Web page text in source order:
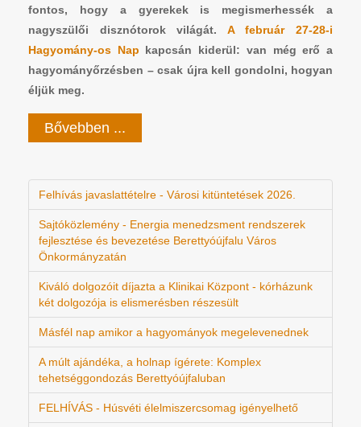
fontos, hogy a gyerekek is megismerhessék a
nagyszülői disznótorok világát. A február 27-28-i
Hagyomány-os Nap kapcsán kiderül: van még erő a
hagyományőrzésben – csak újra kell gondolni, hogyan
éljük meg.
Bővebben ...
Felhívás javaslattételre - Városi kitüntetések 2026.
Sajtóközlemény - Energia menedzsment rendszerek
fejlesztése és bevezetése Berettyóújfalu Város
Önkormányzatán
Kiváló dolgozóit díjazta a Klinikai Központ - kórházunk
két dolgozója is elismerésben részesült
Másfél nap amikor a hagyományok megelevenednek
A múlt ajándéka, a holnap ígérete: Komplex
tehetséggondozás Berettyóújfaluban
FELHÍVÁS - Húsvéti élelmiszercsomag igényelhető